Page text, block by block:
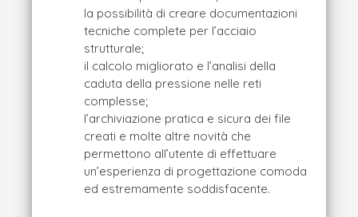
la possibilità di creare documentazioni
tecniche complete per l’acciaio
strutturale;
il calcolo migliorato e l’analisi della
caduta della pressione nelle reti
complesse;
l’archiviazione pratica e sicura dei file
creati e molte altre novità che
permettono all’utente di effettuare
un’esperienza di progettazione comoda
ed estremamente soddisfacente.